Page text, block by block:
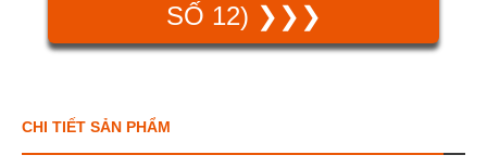
SỐ 12) ❯❯❯
CHI TIẾT SẢN PHẨM